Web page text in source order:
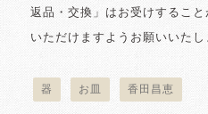
返品・交換」はお受けするこ
いただけますようお願いいたし
器 お皿 香田昌恵